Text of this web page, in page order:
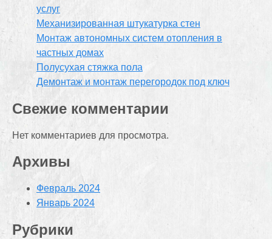
услуг
Механизированная штукатурка стен
Монтаж автономных систем отопления в
частных домах
Полусухая стяжка пола
Демонтаж и монтаж перегородок под ключ
Свежие комментарии
Нет комментариев для просмотра.
Архивы
Февраль 2024
Январь 2024
Рубрики